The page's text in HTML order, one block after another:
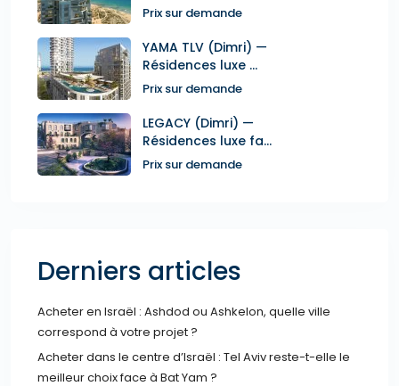
Prix sur demande
YAMA TLV (Dimri) —
Résidences luxe ...
Prix sur demande
LEGACY (Dimri) —
Résidences luxe fa...
Prix sur demande
Derniers articles
Acheter en Israël : Ashdod ou Ashkelon, quelle ville
correspond à votre projet ?
Acheter dans le centre d’Israël : Tel Aviv reste-t-elle le
meilleur choix face à Bat Yam ?